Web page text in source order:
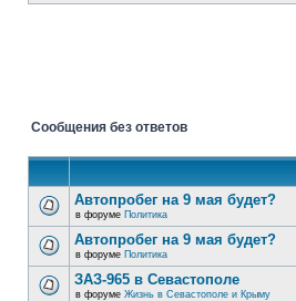
Сообщения без ответов
Автопробег на 9 мая будет?
в форуме Политика
Автопробег на 9 мая будет?
в форуме Политика
ЗАЗ-965 в Севастополе
в форуме Жизнь в Севастополе и Крыму